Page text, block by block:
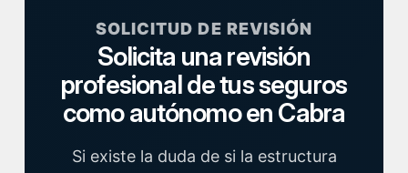
SOLICITUD DE REVISIÓN
Solicita una revisión
profesional de tus seguros
como autónomo en Cabra
Si existe la duda de si la estructura